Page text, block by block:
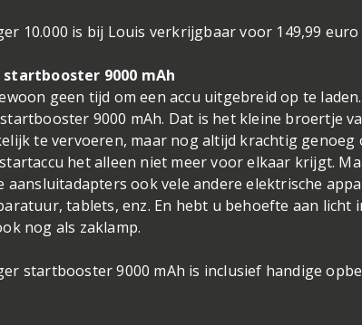
10.000 is bij Louis verkrijgbaar voor 149,99 euro
startbooster 9000 mAh
geen tijd om een accu uitgebreid op te
9000 mAh. Dat is het kleine broertje
te vervoeren, maar nog altijd krachtig
het alleen niet meer voor elkaar krijgt.
aansluitadapters ook vele andere elektrische
tablets, enz. En hebt u behoefte aan
nog als zaklamp.
startbooster 9000 mAh is inclusief handige